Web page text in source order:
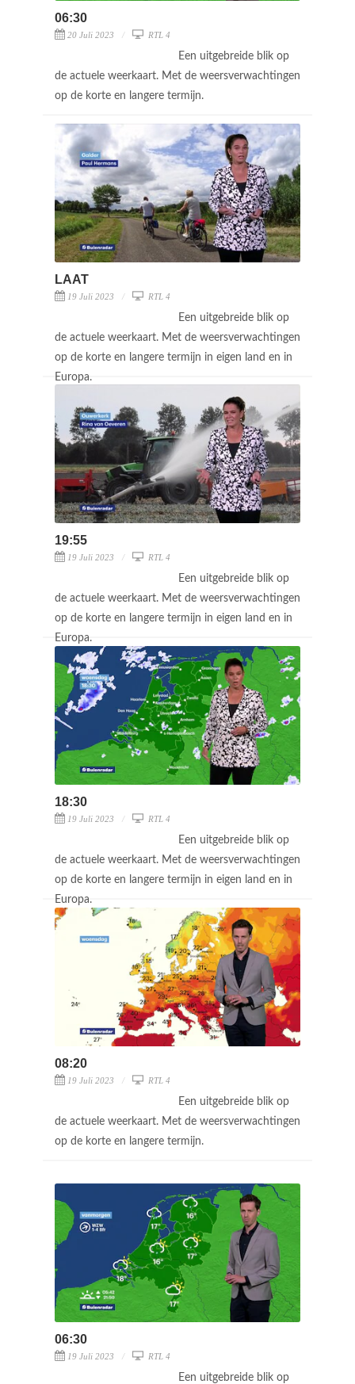
06:30
20 Juli 2023 RTL 4
Een uitgebreide blik op
de actuele weerkaart. Met de weersverwachtingen
op de korte en langere termijn.
LAAT
19 Juli 2023 RTL 4
Een uitgebreide blik op
de actuele weerkaart. Met de weersverwachtingen
op de korte en langere termijn in eigen land en in
Europa.
19:55
19 Juli 2023 RTL 4
Een uitgebreide blik op
de actuele weerkaart. Met de weersverwachtingen
op de korte en langere termijn in eigen land en in
Europa.
18:30
19 Juli 2023 RTL 4
Een uitgebreide blik op
de actuele weerkaart. Met de weersverwachtingen
op de korte en langere termijn in eigen land en in
Europa.
08:20
19 Juli 2023 RTL 4
Een uitgebreide blik op
de actuele weerkaart. Met de weersverwachtingen
op de korte en langere termijn.
06:30
19 Juli 2023 RTL 4
Een uitgebreide blik op